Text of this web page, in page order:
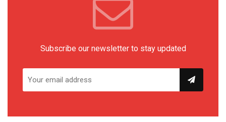
Subscribe our newsletter to stay updated